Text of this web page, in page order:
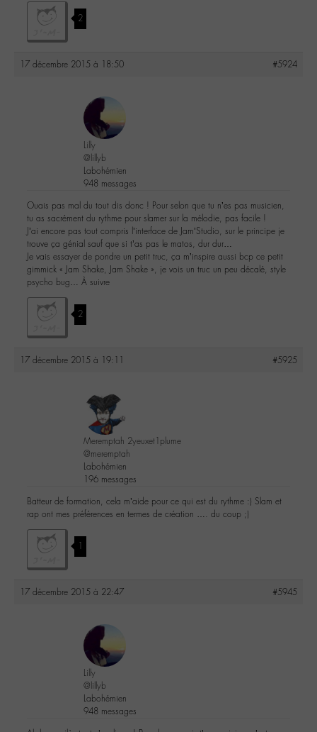
2
17 décembre 2015 à 18:50 #5924
Lilly
@lillyb
Labohémien
948 messages
Ouais pas mal du tout dis donc ! Pour selon que tu n’es pas musicien,
tu as sacrément du rythme pour slamer sur la mélodie, pas facile !
J’ai encore pas tout compris l’interface de Jam’Studio, sur le principe je
trouve ça génial sauf que si t’as pas le matos, dur dur…
Je vais essayer de pondre un petit truc, ça m’inspire aussi bcp ce petit
gimmick « Jam Shake, Jam Shake », je vois un truc un peu décalé, style
psycho bug… À suivre
2
17 décembre 2015 à 19:11 #5925
Meremptah 2yeuxet1plume
@meremptah
Labohémien
196 messages
Batteur de formation, cela m’aide pour ce qui est du rythme :) Slam et
rap ont mes préférences en termes de création …. du coup ;)
1
17 décembre 2015 à 22:47 #5945
Lilly
@lillyb
Labohémien
948 messages